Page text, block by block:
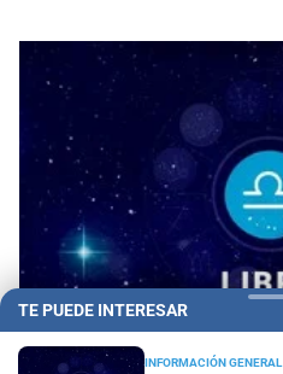
TE PUEDE INTERESAR
INFORMACIÓN GENERAL